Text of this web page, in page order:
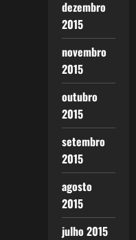
dezembro
2015
novembro
2015
outubro
2015
setembro
2015
agosto
2015
julho 2015